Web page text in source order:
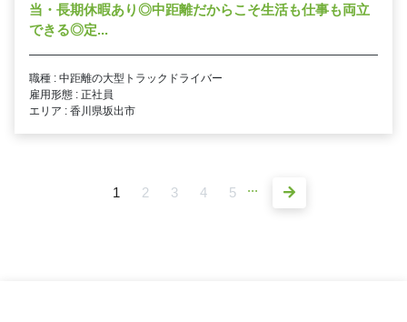
当・長期休暇あり◎中距離だからこそ生活も仕事も両立
できる◎定...
職種 : 中距離の大型トラックドライバー
雇用形態 : 正社員
エリア : 香川県坂出市
1 2 3 4 5 ...